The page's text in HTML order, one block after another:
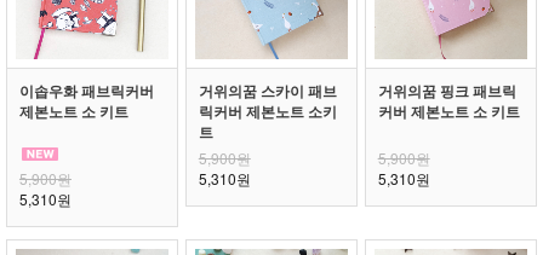
이솝우화 패브릭커버
제본노트 소 키트
5,900원
5,310원
거위의꿈 스카이 패브
릭커버 제본노트 소키
트
5,900원
5,310원
거위의꿈 핑크 패브릭
커버 제본노트 소 키트
5,900원
5,310원